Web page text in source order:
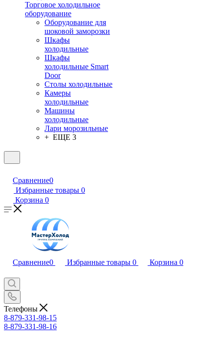
Торговое холодильное
оборудование
Оборудование для
шоковой заморозки
Шкафы
холодильные
Шкафы
холодильные Smart
Door
Столы холодильные
Камеры
холодильные
Машины
холодильные
Лари морозильные
+ ЕЩЕ 3
Сравнение0
Избранные товары 0
Корзина 0
Сравнение0 Избранные товары 0 Корзина 0
Телефоны
8-879-331-98-15
8-879-331-98-16